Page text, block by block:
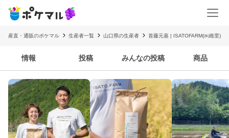
産直・通販のポケマル 生産者一覧 山口県の生産者 首藤元嘉 | ISATOFARM(㈱維里)
情報 投稿 みんなの投稿 商品